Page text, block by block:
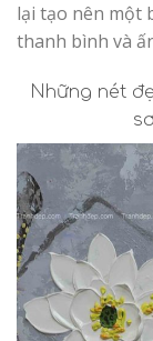
lại tạo nên một
thanh bình và
Những nét